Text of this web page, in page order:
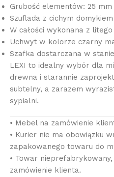
Grubość elementów: 25 mm
Szuflada z cichym
W całości wykonana z
Uchwyt w kolorze czarny
Szafka dostarczana w
LEXI to idealny wybór dla
drewna i starannie
subtelny, a zarazem
sypialni.
• Mebel na zamówienie
• Kurier nie ma obowiązku
zapakowanego towaru do
• Towar
zamówienie klienta.